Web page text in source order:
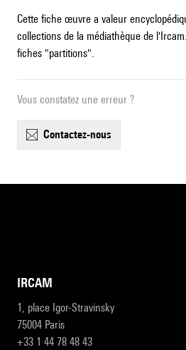
Cette fiche œuvre a valeur
collections de la médiathèque de
fiches "partitions".
Vous constatez une erreur ?
contactez-nous
IRCAM
1, place Igor-Stravinsky
75004 Paris
+33 1 44 78 48 43